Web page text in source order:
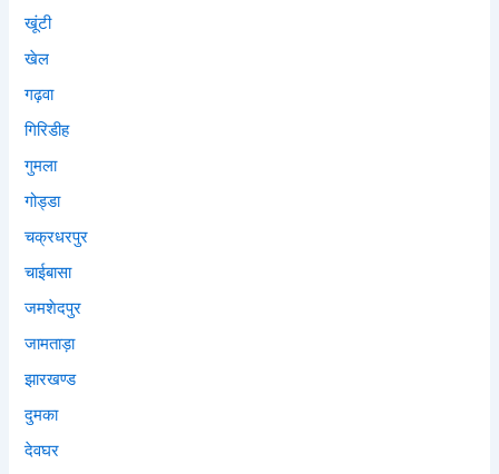
खूंटी
खेल
गढ़वा
गिरिडीह
गुमला
गोड्डा
चक्रधरपुर
चाईबासा
जमशेदपुर
जामताड़ा
झारखण्ड
दुमका
देवघर